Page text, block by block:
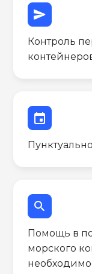
send
Контроль
event
search
Помощь в
морского